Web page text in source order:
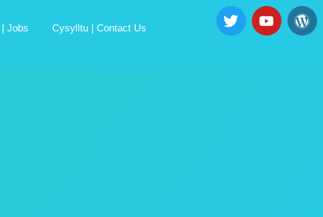
Jobs Cysylltu | Contact Us